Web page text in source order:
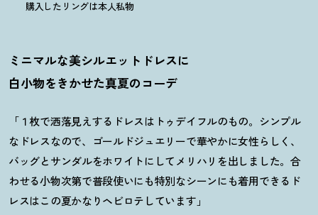
購入したリングは本人私物
ミニマルな美シルエットドレスに
白小物をきかせた真夏のコーデ
「１枚で洒落見えするドレスはトゥデイフルのもの。シンプル
なドレスなので、ゴールドジュエリーで華やかに女性らしく、
バッグとサンダルをホワイトにしてメリハリを出しました。合
わせる小物次第で普段使いにも特別なシーンにも着用できるド
レスはこの夏かなりヘビロテしています」